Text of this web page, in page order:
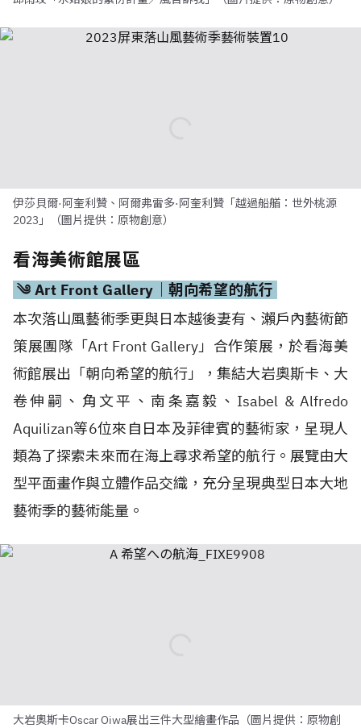
伊莎貝爾·阿奎利贊、阿爾弗雷多·阿奎利贊「越過船艏：世外桃源
2023」（圖片提供：原物創意）
看海美術館展區
༄ Art Front Gallery｜朝向希望的航行
本次落山風藝術季更與日本越後妻有、瀨戶內藝術節
策展團隊「Art Front Gallery」合作策展，於看海美
術館展出「朝向希望的航行」，集結大岩奧斯卡、大
卷伸嗣、角文平、南条嘉毅、Isabel & Alfredo
Aquilizan等6位來自日本及菲律賓的藝術家，呈現人
類為了探索未來而在海上尋求希望的航行。展覽由大
型平面畫作與立體作品交織，充分呈現典型日本大地
藝術季的藝術能量。
大岩奧斯卡Oscar Oiwa展出三件大型繪畫作品（圖片提供：原物創